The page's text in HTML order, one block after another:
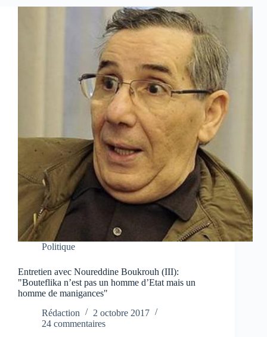
Politique
Entretien avec Noureddine Boukrouh (III):
"Bouteflika n’est pas un homme d’Etat mais un
homme de manigances"
Rédaction
2 octobre 2017
24 commentaires